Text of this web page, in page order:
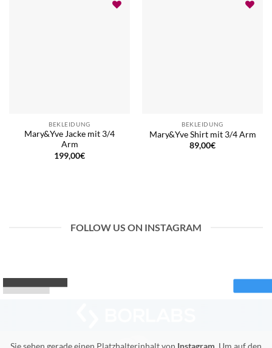
BEKLEIDUNG
Mary&Yve Jacke mit 3/4
Arm
199,00€
BEKLEIDUNG
Mary&Yve Shirt mit 3/4 Arm
89,00€
FOLLOW US ON INSTAGRAM